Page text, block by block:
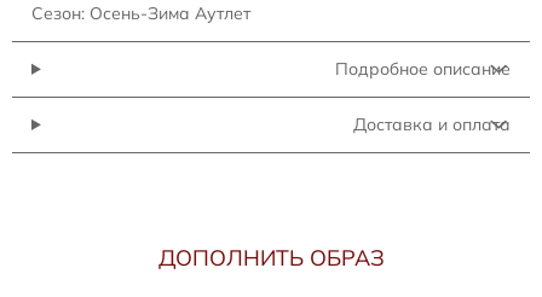
Сезон: Осень-Зима Аутлет
Подробное описание
Доставка и оплата
ДОПОЛНИТЬ ОБРАЗ